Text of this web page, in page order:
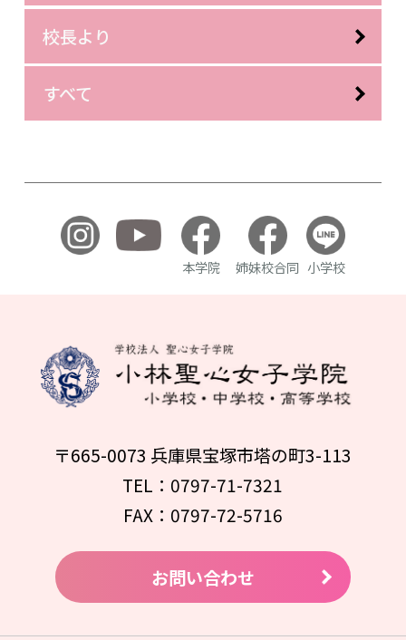
校長より
すべて
本学院 姉妹校合同 小学校
〒665-0073 兵庫県宝塚市塔の町3-113
TEL：0797-71-7321
FAX：0797-72-5716
お問い合わせ